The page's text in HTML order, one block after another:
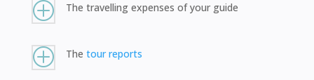
P The travelling expenses of your guide
P The tour reports